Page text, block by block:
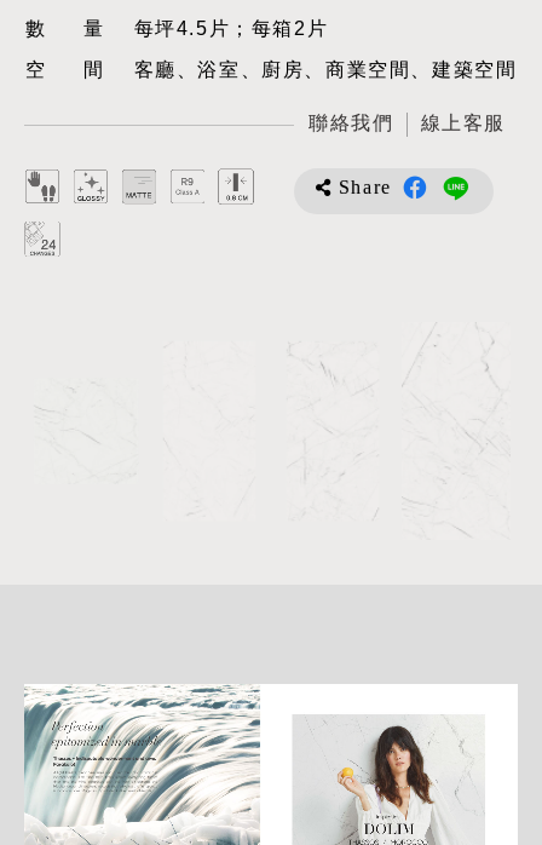
數量每坪4.5片；每箱2片
空間客廳、浴室、廚房、商業空間、建築空間
聯絡我們 線上客服
Share
細
介
紹